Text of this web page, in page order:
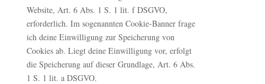
Website, Art. 6 Abs. 1 S. 1 lit. f DSGVO,
erforderlich. Im sogenannten Cookie-Banner frage
ich deine Einwilligung zur Speicherung von
Cookies ab. Liegt deine Einwilligung vor, erfolgt
die Speicherung auf dieser Grundlage, Art. 6 Abs.
1 S. 1 lit. a DSGVO.